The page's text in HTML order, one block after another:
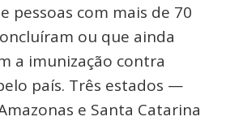
pessoas com mais de 70
ou que ainda
a imunização contra
país. Três estados —
e Santa Catarina